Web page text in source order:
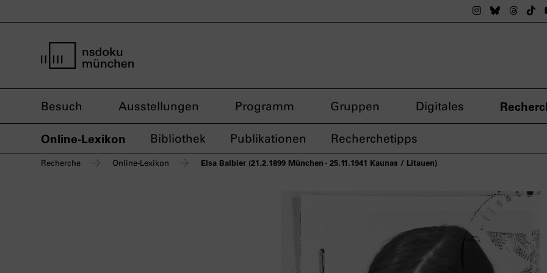
Das nsdoku
DasDas
Besuch Ausstellungen Programm Gruppen Digitales
Online-Lexikon Bibliothek Publikationen Recherchetipps
Recherche Online-Lexikon Elsa Balbier (21.2.1899 München - 25.11.1941 Kaunas / Litauen)